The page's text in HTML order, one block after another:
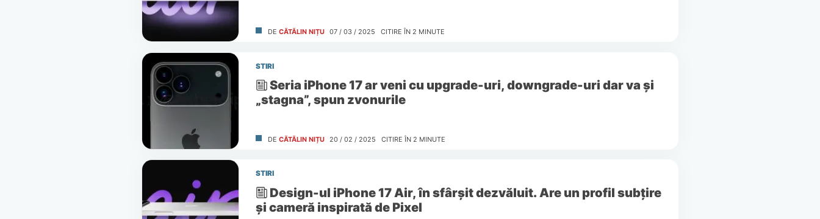
DE CĂTĂLIN NIȚU 07 / 03 / 2025 CITIRE ÎN 2 MINUTE
STIRI
Seria iPhone 17 ar veni cu upgrade-uri, downgrade-uri dar va și
„stagna”, spun zvonurile
DE CĂTĂLIN NIȚU 20 / 02 / 2025 CITIRE ÎN 2 MINUTE
STIRI
Design-ul iPhone 17 Air, în sfârșit dezvăluit. Are un profil subțire
și cameră inspirată de Pixel